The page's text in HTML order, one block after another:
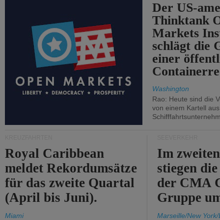
Der US-
Thinktank
Markets
schlägt die
einer
Washington
Rao: Heute sind die
von einem Kartell
Royal Caribbean
meldet Rekordumsätze
für das zweite Quartal
(April bis Juni).
Miami
Im
stiegen
der CMA
Gruppe
Marseille/New